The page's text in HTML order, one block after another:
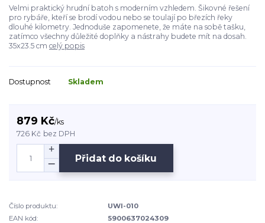
Velmi praktický hrudní batoh s moderním vzhledem. Šikovné řešení
pro rybáře, kteří se brodí vodou nebo se toulají po březích řeky
dlouhé kilometry. Jednoduše zapomenete, že máte na sobě tašku,
zatímco všechny důležité doplňky a nástrahy budete mít na dosah.
35x23.5 cm celý popis
Dostupnost Skladem
879 Kč/ks
726 Kč bez DPH
Přidat do košíku
Číslo produktu:
UWI-010
EAN kód:
5900637024309